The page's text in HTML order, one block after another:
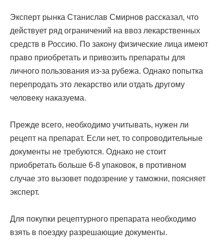
Эксперт рынка Станислав Смирнов рассказал, что
действует ряд ограничений на ввоз лекарственных
средств в Россию. По закону физические лица имеют
право приобретать и привозить препараты для
личного пользования из-за рубежа. Однако попытка
перепродать это лекарство или отдать другому
человеку наказуема.
Прежде всего, необходимо учитывать, нужен ли
рецепт на препарат. Если нет, то сопроводительные
документы не требуются. Однако не стоит
приобретать больше 6-8 упаковок, в противном
случае это вызовет подозрение у таможни, поясняет
эксперт.
Для покупки рецептурного препарата необходимо
взять в поездку разрешающие документы.